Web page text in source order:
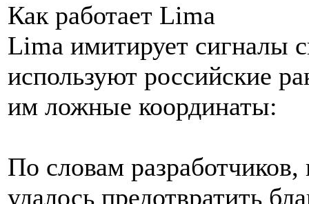
Как работает Lima
Lima имитирует сигналы
используют российские
им ложные координаты:
По словам
удалось предотвратить